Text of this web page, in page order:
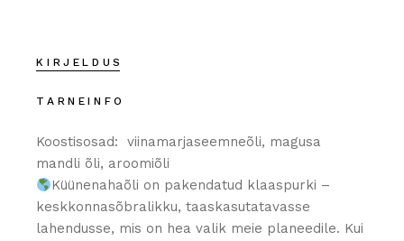
KIRJELDUS
TARNEINFO
Koostisosad: viinamarjaseemneõli, magusa
mandli õli, aroomiõli
Küünenahaõli on pakendatud klaaspurki –
keskkonnasõbralikku, taaskasutatavasse
lahendusse, mis on hea valik meie planeedile. Kui